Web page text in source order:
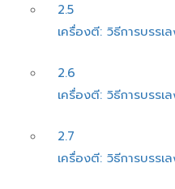
2.5
เครื่องตี: วิธีการบรรเ
2.6
เครื่องตี: วิธีการบรรเ
2.7
เครื่องตี: วิธีการบรรเ